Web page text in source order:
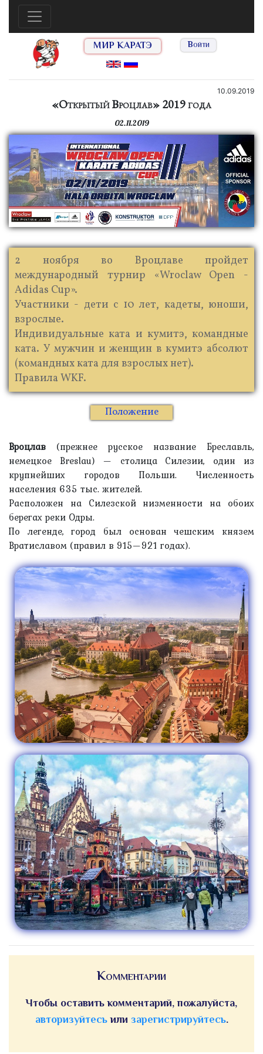
МИР КАРАТЭ Войти
10.09.2019
«Открытый Вроцлав» 2019 года
02.11.2019
2 ноября во Вроцлаве пройдет
международный турнир «Wroclaw Open -
Adidas Cup».
Участники - дети с 10 лет, кадеты, юноши,
взрослые.
Индивидуальные ката и кумитэ, командные
ката. У мужчин и женщин в кумитэ абсолют
(командных ката для взрослых нет).
Правила WKF.
Положение
Вроцлав (прежнее русское название Бреславль,
немецкое Breslau) — столица Силезии, один из
крупнейших городов Польши. Численность
населения 635 тыс. жителей.
Расположен на Силезской низменности на обоих
берегах реки Одры.
По легенде, город был основан чешским князем
Вратиславом (правил в 915—921 годах).
Комментарии
Чтобы оставить комментарий, пожалуйста,
авторизуйтесьили зарегистрируйтесь.